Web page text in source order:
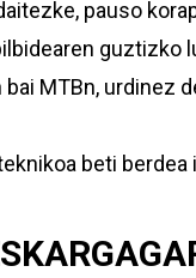
pauso
bai MTBn,
beti